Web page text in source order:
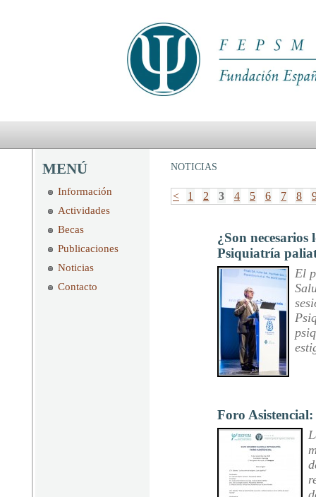
MENÚ
Información
Actividades
Becas
Publicaciones
Noticias
Contacto
NOTICIAS
< 1 2 3 4 5 6 7 8
¿Son
Psiquiatría
El
Foro